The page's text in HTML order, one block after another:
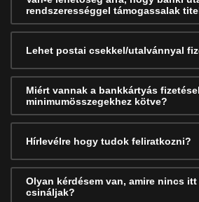
rendszerességgel támogassalak
Lehet postai csekkel/utalvánnyal
Miért vannak a bankkártyás
minimumösszegekhez kötve?
Hírlevélre hogy tudok feliratkozni?
Olyan kérdésem van, amire nincs
csináljak?